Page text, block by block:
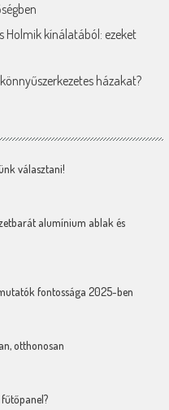
Holmik kínálatából: ezeket
házakat?
választani!
alumínium ablak és
fontossága 2025-ben
otthonosan